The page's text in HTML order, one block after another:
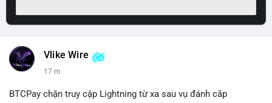
Vlike Wire
17 m
BTCPay chặn truy cập Lightning từ xa sau vụ đánh cắp